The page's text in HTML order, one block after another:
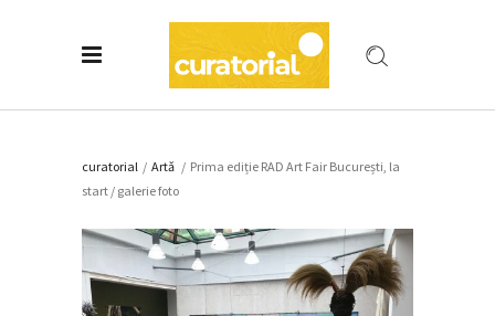
curatorial / Artǎ / Prima ediție RAD Art Fair București, la
start / galerie foto